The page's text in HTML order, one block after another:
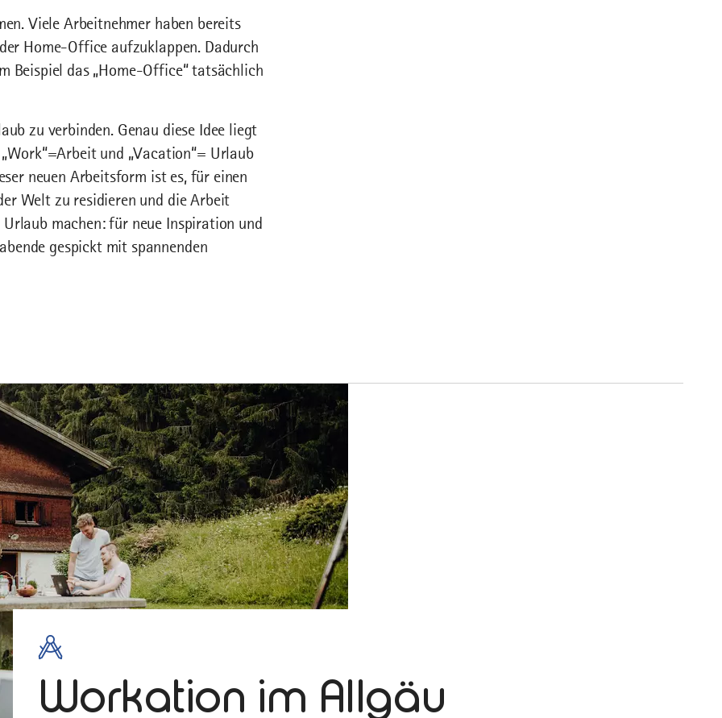
Viele Arbeitnehmer haben bereits
Home-Office aufzuklappen. Dadurch
Beispiel das „Home-Office“ tatsächlich
zu verbinden. Genau diese Idee liegt
und „Vacation“= Urlaub
neuen Arbeitsform ist es, für einen
Welt zu residieren und die Arbeit
machen: für neue Inspiration und
gespickt mit spannenden
Workation im Allgäu